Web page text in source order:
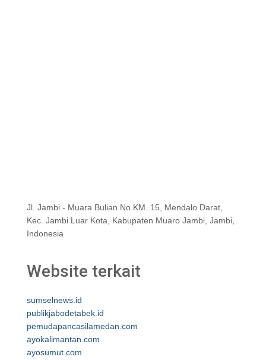
Jl. Jambi - Muara Bulian No.KM. 15, Mendalo Darat,
Kec. Jambi Luar Kota, Kabupaten Muaro Jambi, Jambi,
Indonesia
Website terkait
sumselnews.id
publikjabodetabek.id
pemudapancasilamedan.com
ayokalimantan.com
ayosumut.com